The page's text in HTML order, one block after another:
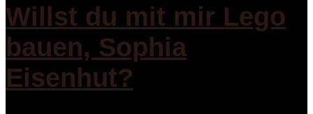
Willst du mit mir Lego
bauen, Sophia
Eisenhut?